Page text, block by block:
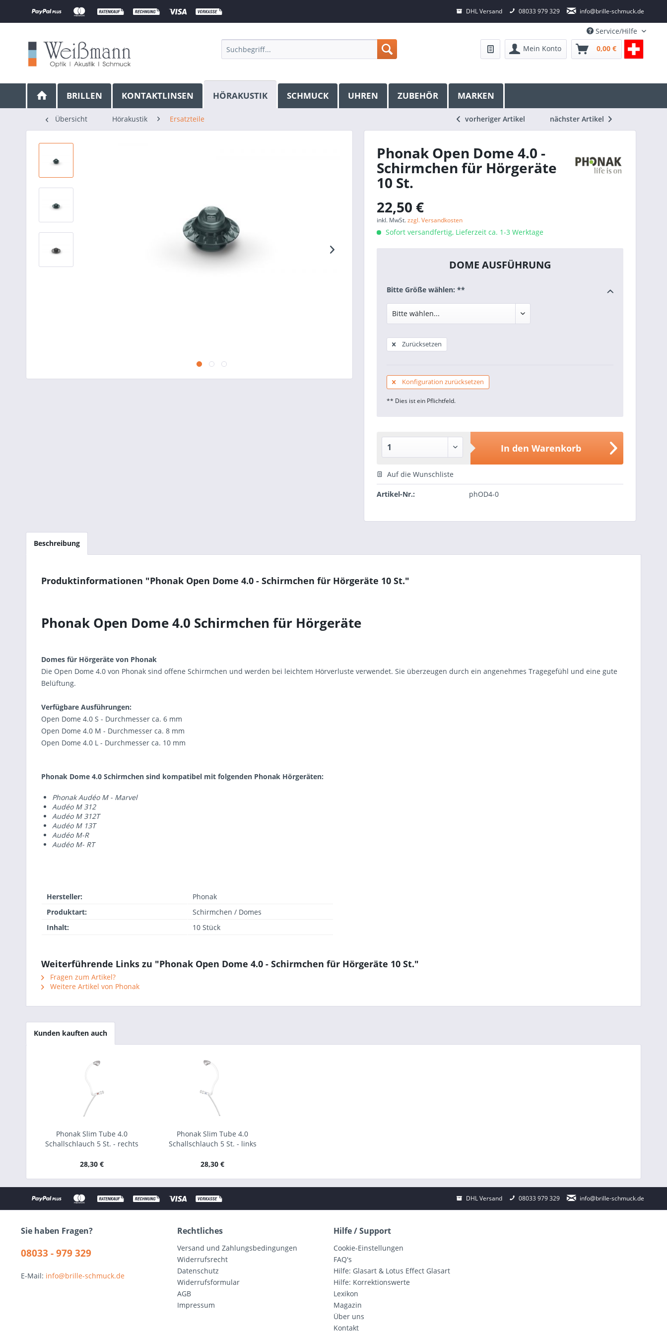
DHL Versand 08033 979 329 info@brille-schmuck.de
Service/Hilfe
Mein Konto
0,00 €
BRILLEN KONTAKTLINSEN HÖRAKUSTIK SCHMUCK UHREN ZUBEHÖR MARKEN
Übersicht Hörakustik Ersatzteile vorheriger Artikel nächster Artikel
Phonak Open Dome 4.0 -
Schirmchen für Hörgeräte
10 St.
22,50 €
inkl. MwSt.zzgl. Versandkosten
Sofort versandfertig, Lieferzeit ca. 1-3 Werktage
DOME AUSFÜHRUNG
Bitte Größe wählen: **
Zurücksetzen
Konfiguration zurücksetzen
** Dies ist ein Pflichtfeld.
In den Warenkorb
Auf die Wunschliste
Artikel-Nr.: phOD4-0
Beschreibung
Produktinformationen "Phonak Open Dome 4.0 - Schirmchen für Hörgeräte 10 St."
Phonak Open Dome 4.0 Schirmchen für Hörgeräte
Domes für Hörgeräte von Phonak
Die Open Dome 4.0 von Phonak sind offene Schirmchen und werden bei leichtem Hörverluste verwendet. Sie überzeugen durch ein angenehmes Tragegefühl und eine gute
Belüftung.
Verfügbare Ausführungen:
Open Dome 4.0 S - Durchmesser ca. 6 mm
Open Dome 4.0 M - Durchmesser ca. 8 mm
Open Dome 4.0 L - Durchmesser ca. 10 mm
Phonak Dome 4.0 Schirmchen sind kompatibel mit folgenden Phonak Hörgeräten:
Phonak Audéo M - Marvel
Audéo M 312
Audéo M 312T
Audéo M 13T
Audéo M-R
Audéo M- RT
Hersteller:
Phonak
Produktart:
Schirmchen / Domes
Inhalt:
10 Stück
Weiterführende Links zu "Phonak Open Dome 4.0 - Schirmchen für Hörgeräte 10 St."
Fragen zum Artikel?
Weitere Artikel von Phonak
Kunden kauften auch
Phonak Slim Tube 4.0
Schallschlauch 5 St. - rechts
28,30 €
Phonak Slim Tube 4.0
Schallschlauch 5 St. - links
28,30 €
DHL Versand 08033 979 329 info@brille-schmuck.de
Sie haben Fragen?
08033 - 979 329
E-Mail: info@brille-schmuck.de
Rechtliches
Versand und Zahlungsbedingungen
Widerrufsrecht
Datenschutz
Widerrufsformular
AGB
Impressum
Hilfe / Support
Cookie-Einstellungen
FAQ's
Hilfe: Glasart & Lotus Effect Glasart
Hilfe: Korrektionswerte
Lexikon
Magazin
Über uns
Kontakt